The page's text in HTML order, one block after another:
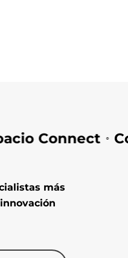
Connect ⚬
más